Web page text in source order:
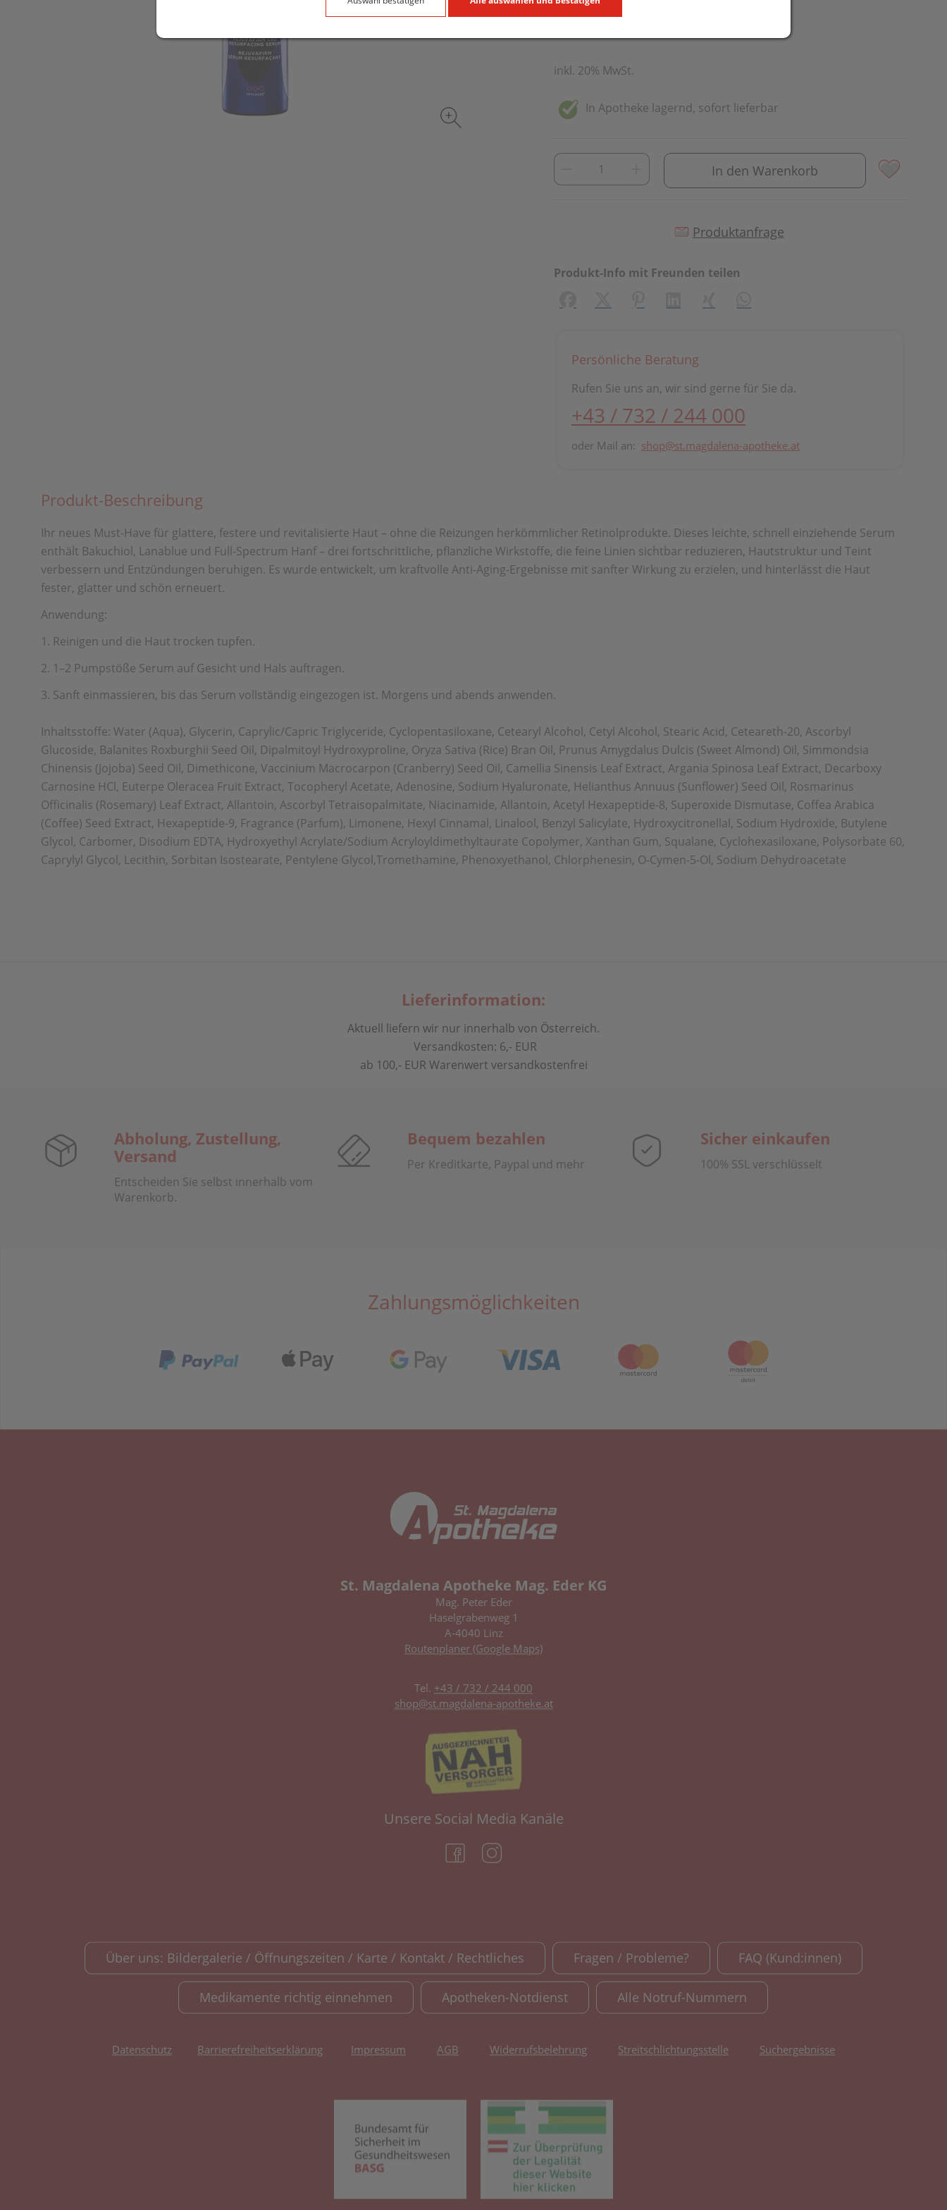
inkl. 20% MwSt.
In Apotheke lagernd, sofort lieferbar
In den Warenkorb
Produktanfrage
Produkt-Info mit Freunden teilen
Persönliche Beratung
Rufen Sie uns an, wir sind gerne für Sie da.
+43 / 732 / 244 000
oder Mail an: shop@st.magdalena-apotheke.at
Produkt-Beschreibung
Ihr neues Must-Have für glattere, festere und revitalisierte Haut – ohne die Reizungen herkömmlicher Retinolprodukte. Dieses leichte, schnell einziehende Serum
enthält Bakuchiol, Lanablue und Full-Spectrum Hanf – drei fortschrittliche, pflanzliche Wirkstoffe, die feine Linien sichtbar reduzieren, Hautstruktur und Teint
verbessern und Entzündungen beruhigen. Es wurde entwickelt, um kraftvolle Anti-Aging-Ergebnisse mit sanfter Wirkung zu erzielen, und hinterlässt die Haut
fester, glatter und schön erneuert.
Anwendung:
1. Reinigen und die Haut trocken tupfen.
2. 1–2 Pumpstöße Serum auf Gesicht und Hals auftragen.
3. Sanft einmassieren, bis das Serum vollständig eingezogen ist. Morgens und abends anwenden.
Inhaltsstoffe: Water (Aqua), Glycerin, Caprylic/Capric Triglyceride, Cyclopentasiloxane, Cetearyl Alcohol, Cetyl Alcohol, Stearic Acid, Ceteareth-20, Ascorbyl
Glucoside, Balanites Roxburghii Seed Oil, Dipalmitoyl Hydroxyproline, Oryza Sativa (Rice) Bran Oil, Prunus Amygdalus Dulcis (Sweet Almond) Oil, Simmondsia
Chinensis (Jojoba) Seed Oil, Dimethicone, Vaccinium Macrocarpon (Cranberry) Seed Oil, Camellia Sinensis Leaf Extract, Argania Spinosa Leaf Extract, Decarboxy
Carnosine HCl, Euterpe Oleracea Fruit Extract, Tocopheryl Acetate, Adenosine, Sodium Hyaluronate, Helianthus Annuus (Sunflower) Seed Oil, Rosmarinus
Officinalis (Rosemary) Leaf Extract, Allantoin, Ascorbyl Tetraisopalmitate, Niacinamide, Allantoin, Acetyl Hexapeptide-8, Superoxide Dismutase, Coffea Arabica
(Coffee) Seed Extract, Hexapeptide-9, Fragrance (Parfum), Limonene, Hexyl Cinnamal, Linalool, Benzyl Salicylate, Hydroxycitronellal, Sodium Hydroxide, Butylene
Glycol, Carbomer, Disodium EDTA, Hydroxyethyl Acrylate/Sodium Acryloyldimethyltaurate Copolymer, Xanthan Gum, Squalane, Cyclohexasiloxane, Polysorbate 60,
Caprylyl Glycol, Lecithin, Sorbitan Isostearate, Pentylene Glycol,Tromethamine, Phenoxyethanol, Chlorphenesin, O-Cymen-5-Ol, Sodium Dehydroacetate
Lieferinformation:
Aktuell liefern wir nur innerhalb von Österreich.
Versandkosten: 6,- EUR
ab 100,- EUR Warenwert versandkostenfrei
Abholung, Zustellung,
Versand
Entscheiden Sie selbst innerhalb vom
Warenkorb.
Bequem bezahlen
Per Kreditkarte, Paypal und mehr
Sicher einkaufen
100% SSL verschlüsselt
Zahlungsmöglichkeiten
St. Magdalena Apotheke Mag. Eder KG
Mag. Peter Eder
Haselgrabenweg 1
A-4040 Linz
Routenplaner (Google Maps)
Tel. +43 / 732 / 244 000
shop@st.magdalena-apotheke.at
Unsere Social Media Kanäle
(öffnet in neuem Tab)
Über uns: Bildergalerie / Öffnungszeiten / Karte / Kontakt / Rechtliches Fragen / Probleme? FAQ (Kund:innen)
Medikamente richtig einnehmen Apotheken-Notdienst Alle Notruf-Nummern
Datenschutz Barrierefreiheitserklärung Impressum AGB Widerrufsbelehrung Streitschlichtungsstelle Suchergebnisse
(öffnet in neuem Tab)